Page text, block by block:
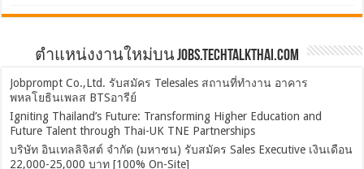
ตำแหน่งงานใหม่บน Jobs.TechTalkThai.com
Jobprompt Co.,Ltd. รับสมัคร Telesales สถานที่ทำงาน อาคาร
พหลโยธินเพลส BTSอารีย์
Igniting Thailand’s Future: Transforming Higher Education and
Future Talent through Thai-UK TNE Partnerships
บริษัท อินเทลลิจิสต์ จำกัด (มหาชน) รับสมัคร Sales Executive เงินเดือน
22,000-25,000 บาท [100% On-Site]